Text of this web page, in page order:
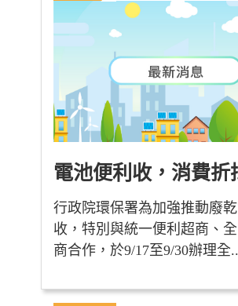
電池便利收，消費
行政院環保署為加強推動廢
收，特別與統一便利超商、
商合作，於9/17至9/30辦理全